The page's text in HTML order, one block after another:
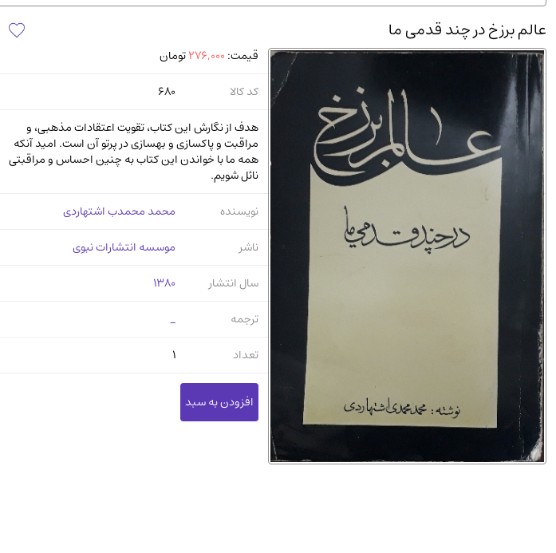
دانشگاه پیامـ نور
عالم برزخ در چند قدمی ما
قیمت: 276,000تومان
کد کالا
680
هدف از نگارش این کتاب، تقویت اعتقادات مذهبی، و
مراقبت و پاکسازی و بهسازی در پرتو آن است. امید آنکه
همه ما با خواندن این کتاب به چنین احساس و مراقبتی
نائل شویم.
نویسنده
محمد محمدب اشتهاردی
ناشر
موسسه انتشارات نبوی
سال انتشار
1380
ترجمه
_
تعداد
1